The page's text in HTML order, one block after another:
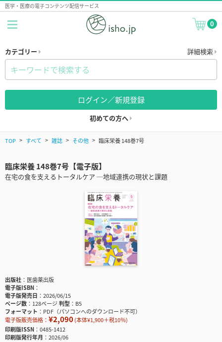
医学・医療の電子コンテンツ配信サービス
0
カテゴリー 詳細検索
ログイン／新規登録
初めての方へ
TOP すべて 雑誌 その他 臨床栄養 148巻7号
臨床栄養 148巻7号【電子版】
在宅の食を支えるトータルケア ─地域連携の現状と課題
出版社
医歯薬出版
電子版ISBN
電子版発売日
2026/06/15
ページ数
128ページ判型
B5
フォーマット
PDF（パソコンへのダウンロード不可）
電子版販売価格： ¥2,090(本体¥1,900＋税10％)
印刷版ISSN
0485-1412
印刷版発行年月
2026/06